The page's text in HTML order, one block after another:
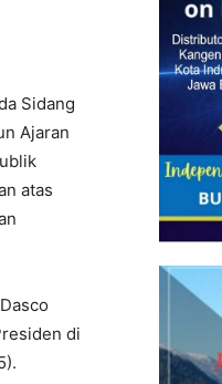
Sidang
Ajaran
atas
di